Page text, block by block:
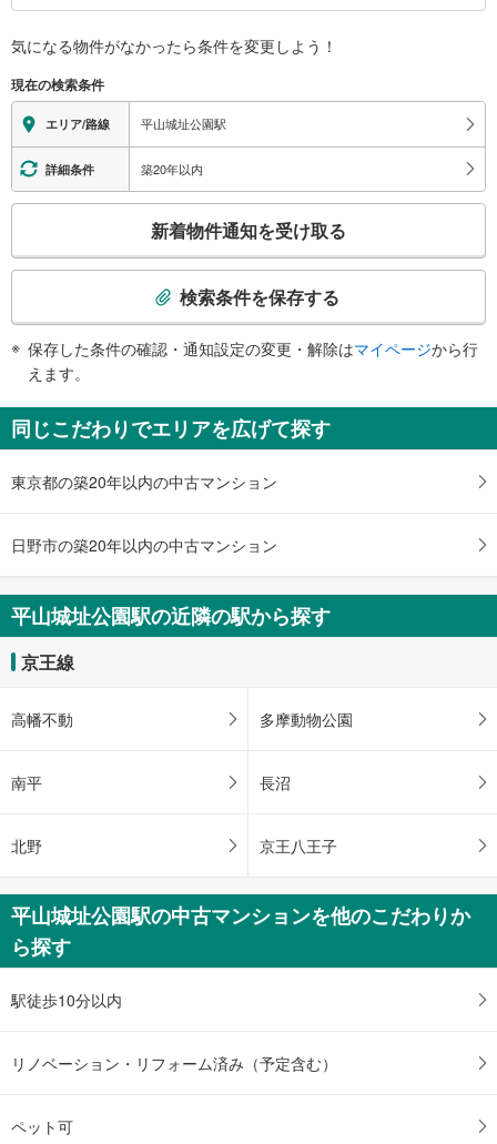
※段差なしでの移動経路
地上⇔改札⇔ホーム：○
エレベータ
・１番線ホーム⇔橋上連絡通路（改札内）
・２番線ホーム⇔橋上連絡通路（改札内）
トイレ
スロープ
・点字案内（券売機・運賃表・階段手すり）
・ＡＥＤ
気になる物件がなかったら条件を変更しよう！
現在の検索条件
エリア/路線 平山城址公園駅
詳細条件 築20年以内
検
知
を
け
・
件
を
マ
イ
ー
に
す
新着物件通知を受け取る
検索条件を保存する
保存した条件の確認・通知設定の変更・解除はマイページから行
えます。
同じこだわりでエリアを広げて探す
東京都の築20年以内の中古マンション
日野市の築20年以内の中古マンション
平山城址公園駅の近隣の駅から探す
京王線
高幡不動 多摩動物公園
南平 長沼
北野 京王八王子
平山城址公園駅の中古マンションを他のこだわりか
ら探す
駅徒歩10分以内
リノベーション・リフォーム済み（予定含む）
ペット可